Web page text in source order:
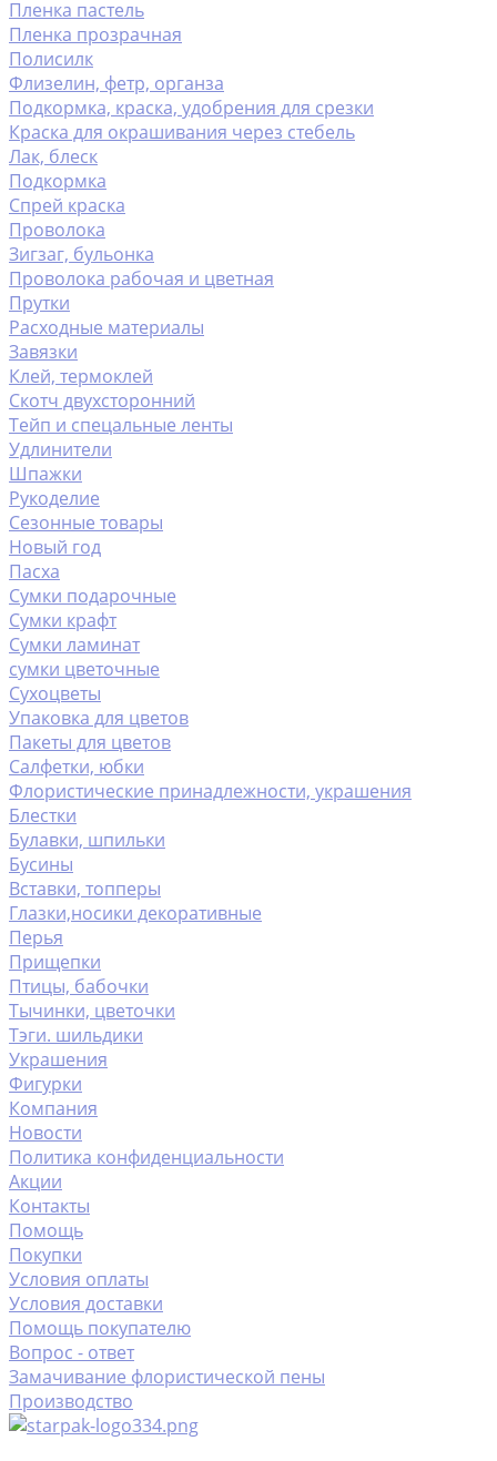
Пленка пастель
Пленка прозрачная
Полисилк
Флизелин, фетр, органза
Подкормка, краска, удобрения для срезки
Краска для окрашивания через стебель
Лак, блеск
Подкормка
Спрей краска
Проволока
Зигзаг, бульонка
Проволока рабочая и цветная
Прутки
Расходные материалы
Завязки
Клей, термоклей
Скотч двухсторонний
Тейп и спецальные ленты
Удлинители
Шпажки
Рукоделие
Сезонные товары
Новый год
Пасха
Сумки подарочные
Сумки крафт
Сумки ламинат
сумки цветочные
Сухоцветы
Упаковка для цветов
Пакеты для цветов
Салфетки, юбки
Флористические принадлежности, украшения
Блестки
Булавки, шпильки
Бусины
Вставки, топперы
Глазки,носики декоративные
Перья
Прищепки
Птицы, бабочки
Тычинки, цветочки
Тэги. шильдики
Украшения
Фигурки
Компания
Новости
Политика конфиденциальности
Акции
Контакты
Помощь
Покупки
Условия оплаты
Условия доставки
Помощь покупателю
Вопрос - ответ
Замачивание флористической пены
Производство